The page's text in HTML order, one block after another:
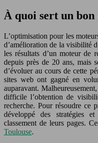
À quoi sert un bon
L’optimisation pour les
d’amélioration de la visibilité
les résultats d’un moteur de
depuis près de 20 ans, mais
d’évoluer au cours de cette
sites web ont gagné en
auparavant.
difficile l’obtention de
recherche. Pour résoudre ce
développé des stratégies
classement de leurs pages.
Toulouse.